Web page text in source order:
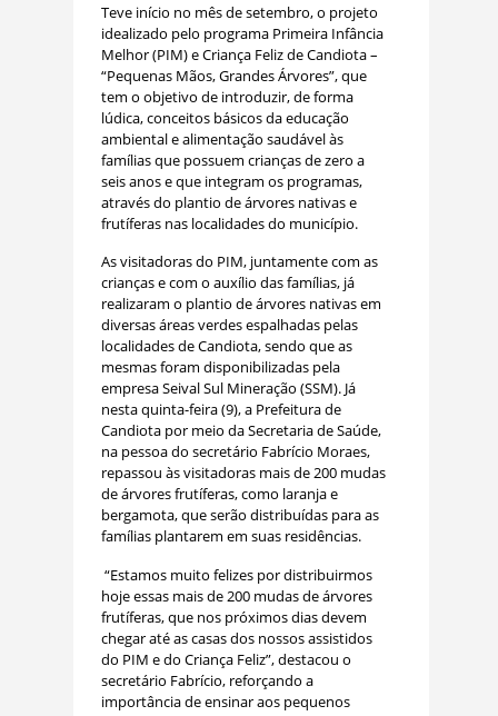
Teve início no mês de setembro, o projeto
idealizado pelo programa Primeira Infância
Melhor (PIM) e Criança Feliz de Candiota –
“Pequenas Mãos, Grandes Árvores”, que
tem o objetivo de introduzir, de forma
lúdica, conceitos básicos da educação
ambiental e alimentação saudável às
famílias que possuem crianças de zero a
seis anos e que integram os programas,
através do plantio de árvores nativas e
frutíferas nas localidades do município.
As visitadoras do PIM, juntamente com as
crianças e com o auxílio das famílias, já
realizaram o plantio de árvores nativas em
diversas áreas verdes espalhadas pelas
localidades de Candiota, sendo que as
mesmas foram disponibilizadas pela
empresa Seival Sul Mineração (SSM). Já
nesta quinta-feira (9), a Prefeitura de
Candiota por meio da Secretaria de Saúde,
na pessoa do secretário Fabrício Moraes,
repassou às visitadoras mais de 200 mudas
de árvores frutíferas, como laranja e
bergamota, que serão distribuídas para as
famílias plantarem em suas residências.
“Estamos muito felizes por distribuirmos
hoje essas mais de 200 mudas de árvores
frutíferas, que nos próximos dias devem
chegar até as casas dos nossos assistidos
do PIM e do Criança Feliz”, destacou o
secretário Fabrício, reforçando a
importância de ensinar aos pequenos